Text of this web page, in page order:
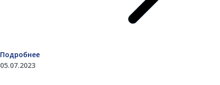
Подробнее
05.07.2023